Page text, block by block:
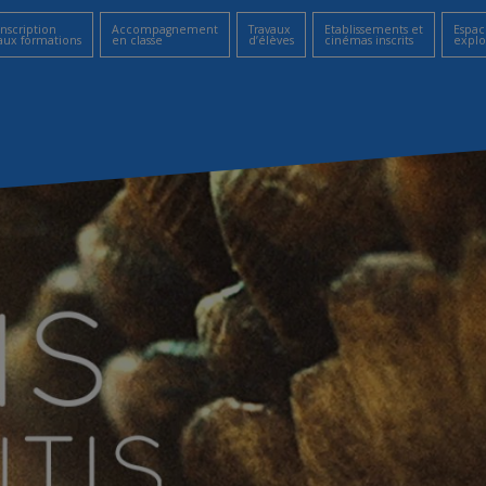
formations
Accompagnement
en classe
Travaux
d’élèves
Etablissements et
cinémas inscrits